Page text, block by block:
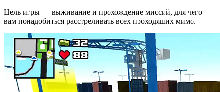
Цель игры — выживание и прохождение миссий, для чего
вам понадобиться расстреливать всех проходящих мимо.